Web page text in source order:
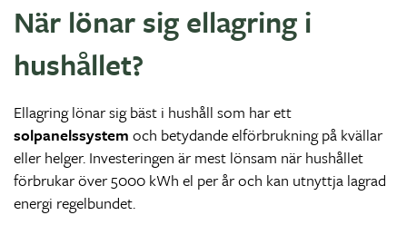
När lönar sig ellagring i
hushållet?
Ellagring lönar sig bäst i hushåll som har ett
solpanelssystem och betydande elförbrukning på kvällar
eller helger. Investeringen är mest lönsam när hushållet
förbrukar över 5000 kWh el per år och kan utnyttja lagrad
energi regelbundet.